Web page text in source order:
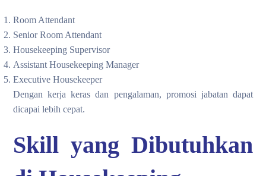
Room Attendant
Senior Room Attendant
Housekeeping Supervisor
Assistant Housekeeping Manager
Executive Housekeeper
Dengan kerja keras dan pengalaman, promosi jabatan dapat
dicapai lebih cepat.
Skill yang Dibutuhkan